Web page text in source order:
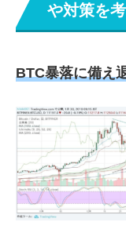
や対策を
BTC暴落に備え